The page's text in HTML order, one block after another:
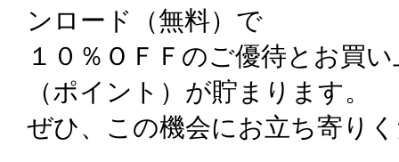
ンロード（無料）で
１０％ＯＦＦのご優待とお買
（ポイント）が貯まります。
ぜひ、この機会にお立ち寄り